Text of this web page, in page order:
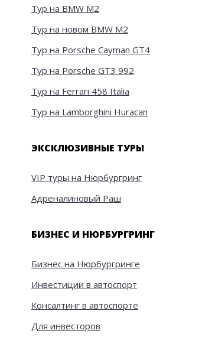
Тур на BMW M2
Тур на новом BMW M2
Тур на Porsche Cayman GT4
Тур на Porsche GT3 992
Тур на Ferrari 458 Italia
Тур на Lamborghini Huracan
ЭКСКЛЮЗИВНЫЕ ТУРЫ
VIP туры на Нюрбургринг
Адреналиновый Раш
БИЗНЕС И НЮРБУРГРИНГ
Бизнес на Нюрбургринге
Инвестиции в автоспорт
Консалтинг в автоспорте
Для инвесторов